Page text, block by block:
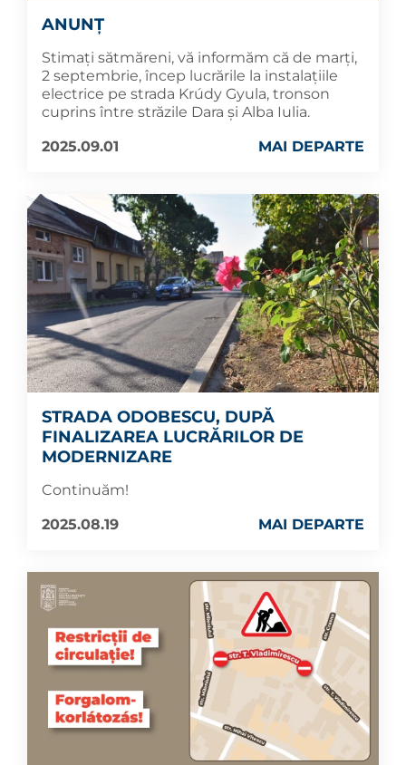
ANUNȚ
Stimați sătmăreni, vă informăm că de marți,
2 septembrie, încep lucrările la instalațiile
electrice pe strada Krúdy Gyula, tronson
cuprins între străzile Dara și Alba Iulia.
2025.09.01
MAI DEPARTE
STRADA ODOBESCU, DUPĂ
FINALIZAREA LUCRĂRILOR DE
MODERNIZARE
Continuăm!
2025.08.19
MAI DEPARTE